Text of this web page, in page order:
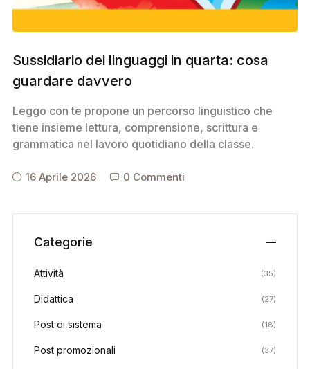
Sussidiario dei linguaggi in quarta: cosa
guardare davvero
Leggo con te propone un percorso linguistico che
tiene insieme lettura, comprensione, scrittura e
grammatica nel lavoro quotidiano della classe.
16 Aprile 2026 0 Commenti
Categorie
Attività (35)
Didattica (27)
Post di sistema (18)
Post promozionali (37)